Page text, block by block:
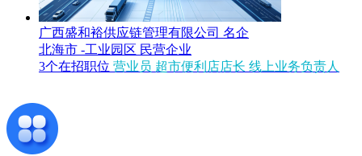
广西盛和裕供应链管理有限公司 名企
北海市 -工业园区 民营企业
3个在招职位 营业员 超市便利店店长 线上业务负责人